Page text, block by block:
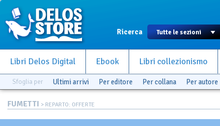
Ricerca
Libri Delos Digital Ebook Libri collezionismo
Sfoglia per Ultimi arrivi Per editore Per collana Per autore
FUMETTI > REPARTO: OFFERTE